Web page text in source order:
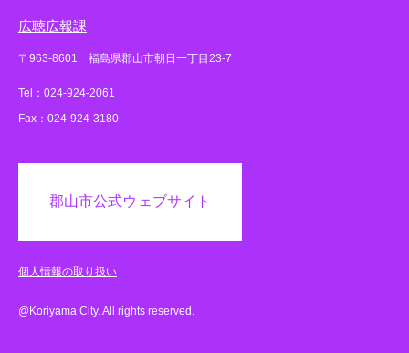
広聴広報課
〒963-8601 福島県郡山市朝日一丁目23-7
Tel：024-924-2061
Fax：024-924-3180
郡山市公式ウェブサイト
個人情報の取り扱い
@Koriyama City. All rights reserved.